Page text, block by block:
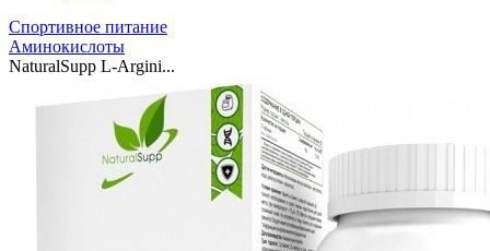
Спортивное питание
Аминокислоты
NaturalSupp L-Argini...